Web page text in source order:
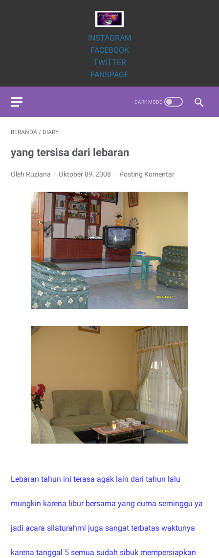
INSTAGRAM
FACEBOOK
TWITTER
FANSPAGE
BERANDA / DIARY
yang tersisa dari lebaran
Oleh Ruziana Oktober 09, 2008 Posting Komentar
Lebaran tahun ini terasa agak lain dari tahun lalu
mungkin karena libur bersama yang cuma seminggu ya
jadi acara silaturahmi juga sangat terbatas waktunya
karena tanggal 5 semua sudah sibuk mempersiapkan